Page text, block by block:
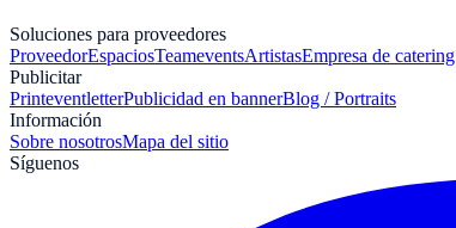
Soluciones para proveedores
ProveedorEspaciosTeameventsArtistasEmpresa de catering
Publicitar
PrinteventletterPublicidad en bannerBlog / Portraits
Información
Sobre nosotrosMapa del sitio
Síguenos